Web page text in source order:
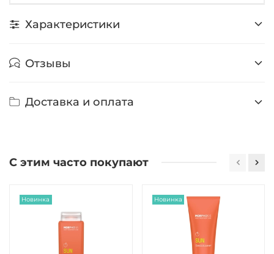
Характеристики
Отзывы
Доставка и оплата
С этим часто покупают
Новинка Новинка